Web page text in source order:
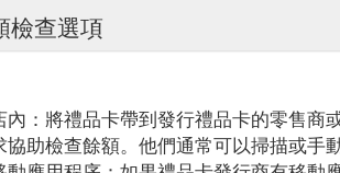
檢查選項
內：將禮品卡帶到發行禮品卡的零售商
協助檢查餘額。他們通常可以掃描或手